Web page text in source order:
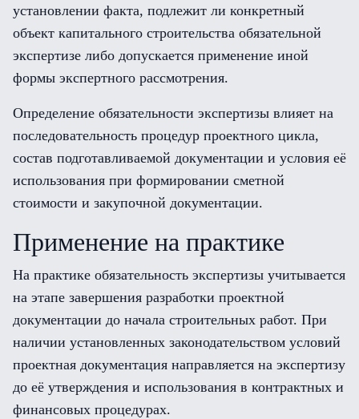
установлении факта, подлежит ли конкретный
объект капитального строительства обязательной
экспертизе либо допускается применение иной
формы экспертного рассмотрения.
Определение обязательности экспертизы влияет на
последовательность процедур проектного цикла,
состав подготавливаемой документации и условия её
использования при формировании сметной
стоимости и закупочной документации.
Применение на практике
На практике обязательность экспертизы учитывается
на этапе завершения разработки проектной
документации до начала строительных работ. При
наличии установленных законодательством условий
проектная документация направляется на экспертизу
до её утверждения и использования в контрактных и
финансовых процедурах.